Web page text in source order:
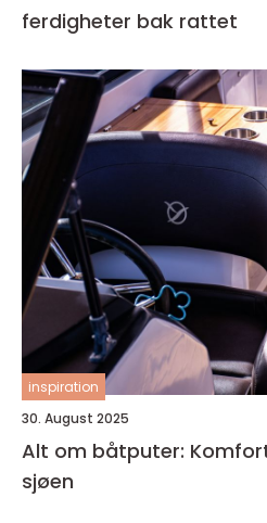
ferdigheter bak rattet
inspiration
30. August 2025
Alt om båtputer:
sjøen